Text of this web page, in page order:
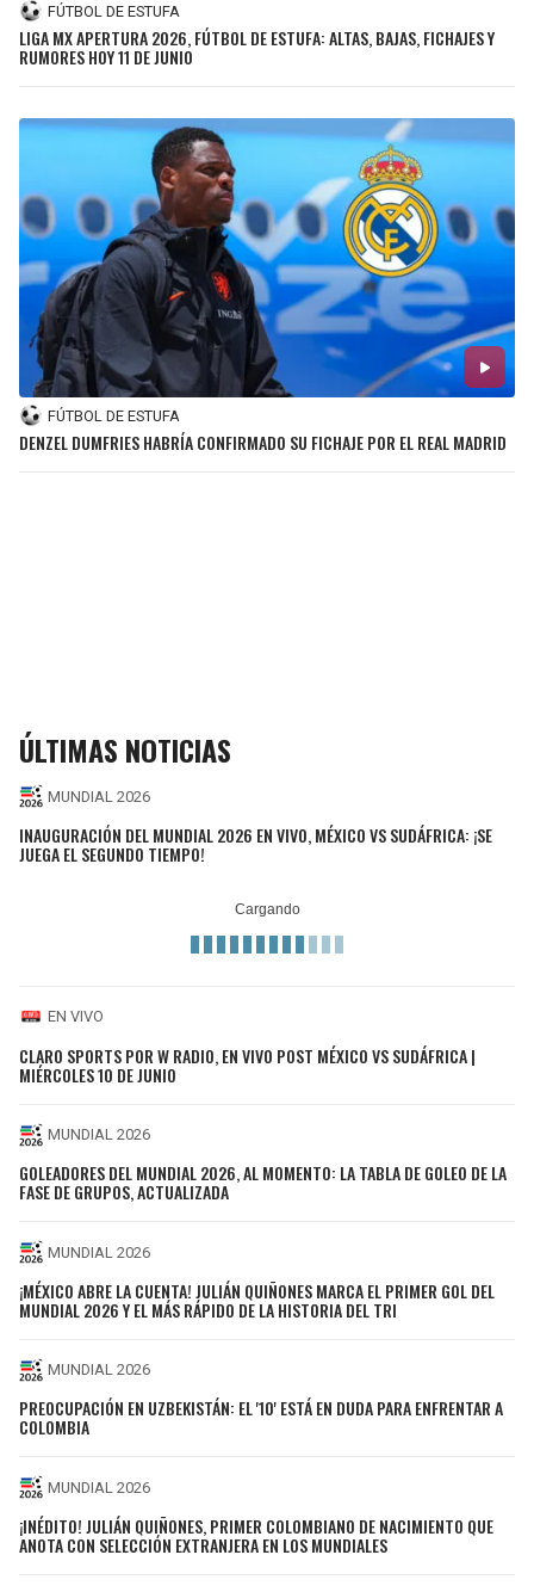
FÚTBOL DE ESTUFA
LIGA MX APERTURA 2026, FÚTBOL DE ESTUFA: ALTAS, BAJAS, FICHAJES Y
RUMORES HOY 11 DE JUNIO
FÚTBOL DE ESTUFA
DENZEL DUMFRIES HABRÍA CONFIRMADO SU FICHAJE POR EL REAL MADRID
ÚLTIMAS NOTICIAS
MUNDIAL 2026
INAUGURACIÓN DEL MUNDIAL 2026 EN VIVO, MÉXICO VS SUDÁFRICA: ¡SE
JUEGA EL SEGUNDO TIEMPO!
EN VIVO
CLARO SPORTS POR W RADIO, EN VIVO POST MÉXICO VS SUDÁFRICA |
MIÉRCOLES 10 DE JUNIO
MUNDIAL 2026
GOLEADORES DEL MUNDIAL 2026, AL MOMENTO: LA TABLA DE GOLEO DE LA
FASE DE GRUPOS, ACTUALIZADA
MUNDIAL 2026
¡MÉXICO ABRE LA CUENTA! JULIÁN QUIÑONES MARCA EL PRIMER GOL DEL
MUNDIAL 2026 Y EL MÁS RÁPIDO DE LA HISTORIA DEL TRI
MUNDIAL 2026
PREOCUPACIÓN EN UZBEKISTÁN: EL '10' ESTÁ EN DUDA PARA ENFRENTAR A
COLOMBIA
MUNDIAL 2026
¡INÉDITO! JULIÁN QUIÑONES, PRIMER COLOMBIANO DE NACIMIENTO QUE
ANOTA CON SELECCIÓN EXTRANJERA EN LOS MUNDIALES